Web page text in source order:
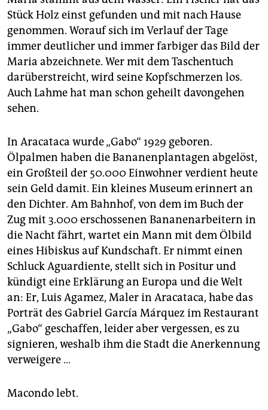
Stück Holz einst gefunden und mit nach Hause
genommen. Worauf sich im Verlauf der Tage
immer deutlicher und immer farbiger das Bild der
Maria abzeichnete. Wer mit dem Taschentuch
darüberstreicht, wird seine Kopfschmerzen los.
Auch Lahme hat man schon geheilt davongehen
sehen.
In Aracataca wurde „Gabo“ 1929 geboren.
Ölpalmen haben die Bananenplantagen abgelöst,
ein Großteil der 50.000 Einwohner verdient heute
sein Geld damit. Ein kleines Museum erinnert an
den Dichter. Am Bahnhof, von dem im Buch der
Zug mit 3.000 erschossenen Bananenarbeitern in
die Nacht fährt, wartet ein Mann mit dem Ölbild
eines Hibiskus auf Kundschaft. Er nimmt einen
Schluck Aguardiente, stellt sich in Positur und
kündigt eine Erklärung an Europa und die Welt
an: Er, Luis Agamez, Maler in Aracataca, habe das
Porträt des Gabriel García Márquez im Restaurant
„Gabo“ geschaffen, leider aber vergessen, es zu
signieren, weshalb ihm die Stadt die Anerkennung
verweigere …
Macondo lebt.